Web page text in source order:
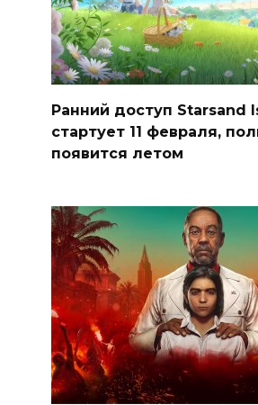
Ранний доступ Starsand
стартует 11 февраля,
появится летом